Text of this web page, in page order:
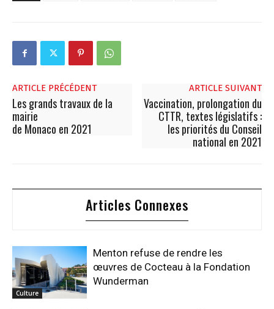
ARTICLE PRÉCÉDENT
Les grands travaux de la
mairie
de Monaco en 2021
ARTICLE SUIVANT
Vaccination, prolongation du
CTTR, textes législatifs :
les priorités du Conseil
national en 2021
Articles Connexes
Culture
Menton refuse de rendre les
œuvres de Cocteau à la Fondation
Wunderman